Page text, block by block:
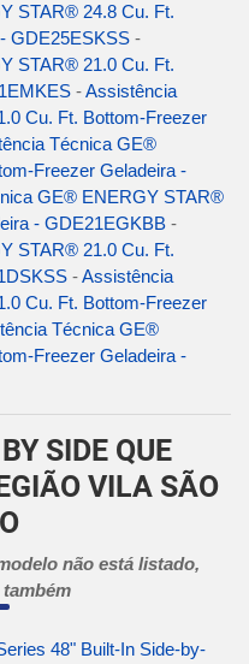
STAR® 24.8 Cu. Ft.
GDE25ESKSS -
STAR® 21.0 Cu. Ft.
-Assistência
Cu. Ft. Bottom-Freezer
Técnica GE®
Freezer Geladeira -
GE® ENERGY STAR®
- GDE21EGKBB -
STAR® 21.0 Cu. Ft.
-Assistência
Cu. Ft. Bottom-Freezer
Técnica GE®
Freezer Geladeira -
SIDE QUE
VILA SÃO
não está listado,
48" Built-In Side-by-